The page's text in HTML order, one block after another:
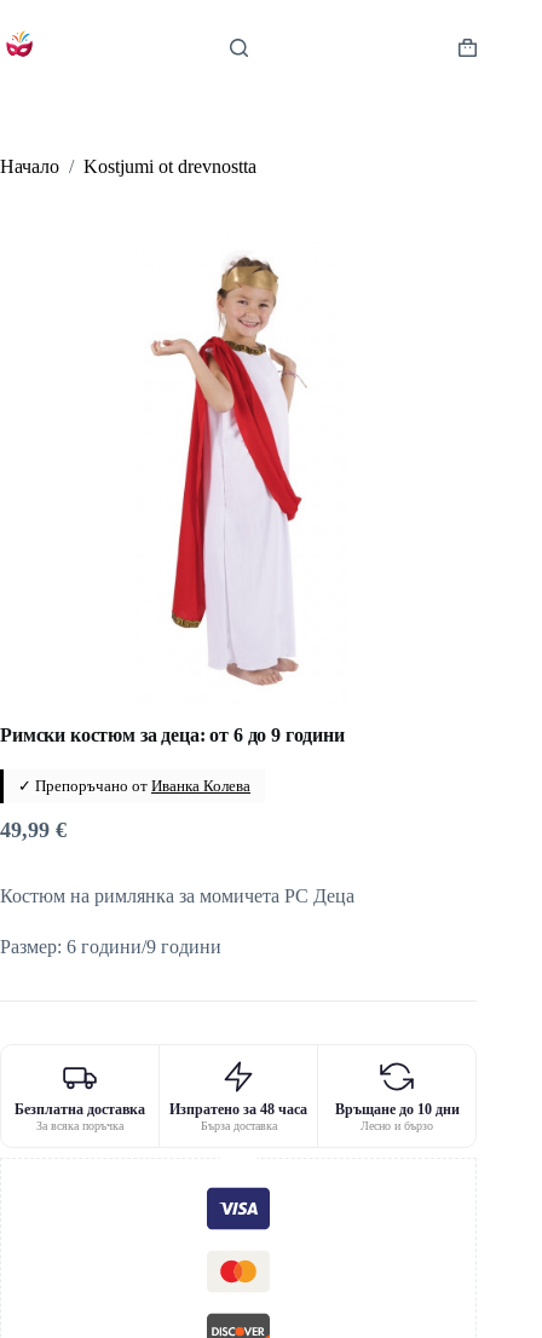
to
content
Shopping
Начало / Kostjumi ot drevnostta
Римски костюм за деца: от 6 до 9 години
✓ Препоръчано от Иванка Колева
49,99 €
Костюм на римлянка за момичета PC Деца
Размер: 6 години/9 години
Безплатна доставка
За всяка поръчка
Изпратено за 48 часа
Бърза доставка
Връщане до 10 дни
Лесно и бързо